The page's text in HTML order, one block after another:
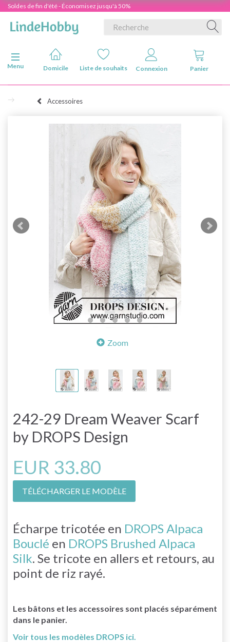
Soldes de fin d'été - Économisez jusqu'à 50%
Basculer la navigation
Menu
Domicile Liste de souhaits Connexion Panier
Accessoires
Zoom
242-29 Dream Weaver Scarf
by DROPS Design
EUR 33.80
TÉLÉCHARGER LE MODÈLE
Écharpe tricotée en DROPS Alpaca
Bouclé en DROPS Brushed Alpaca
Silk. Se tricote en allers et retours, au
point de riz rayé.
Les bâtons et les accessoires sont placés séparément
dans le panier.
Voir tous les modèles DROPS ici.